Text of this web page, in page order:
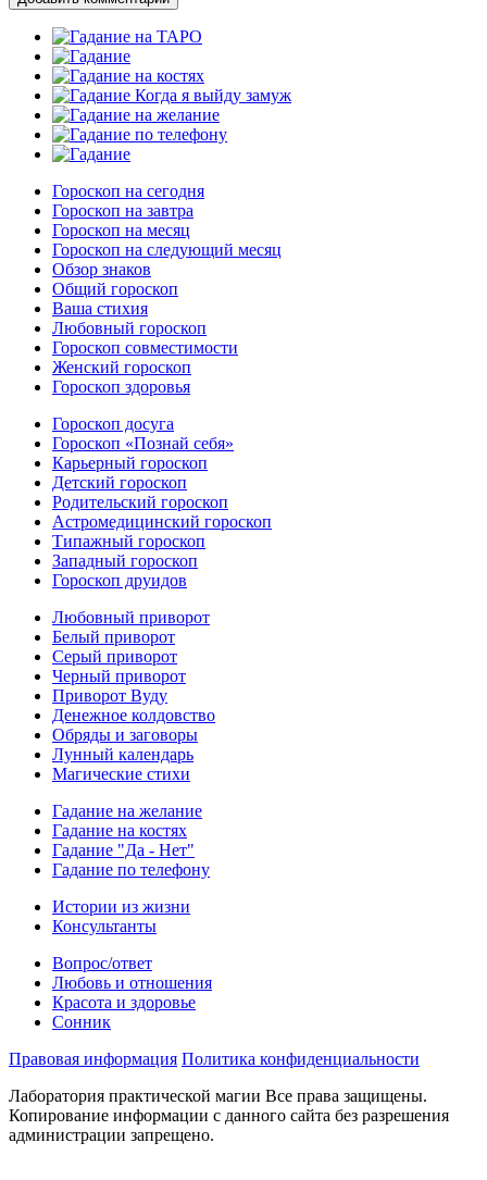
Гороскоп на сегодня
Гороскоп на завтра
Гороскоп на месяц
Гороскоп на следующий месяц
Обзор знаков
Общий гороскоп
Ваша стихия
Любовный гороскоп
Гороскоп совместимости
Женский гороскоп
Гороскоп здоровья
Гороскоп досуга
Гороскоп «Познай себя»
Карьерный гороскоп
Детский гороскоп
Родительский гороскоп
Астромедицинский гороскоп
Типажный гороскоп
Западный гороскоп
Гороскоп друидов
Любовный приворот
Белый приворот
Серый приворот
Черный приворот
Приворот Вуду
Денежное колдовство
Обряды и заговоры
Лунный календарь
Магические стихи
Гадание на желание
Гадание на костях
Гадание "Да - Нет"
Гадание по телефону
Истории из жизни
Консультанты
Вопрос/ответ
Любовь и отношения
Красота и здоровье
Сонник
Правовая информация Политика конфиденциальности
Лаборатория практической магии Все права защищены.
Копирование информации с данного сайта без разрешения
администрации запрещено.